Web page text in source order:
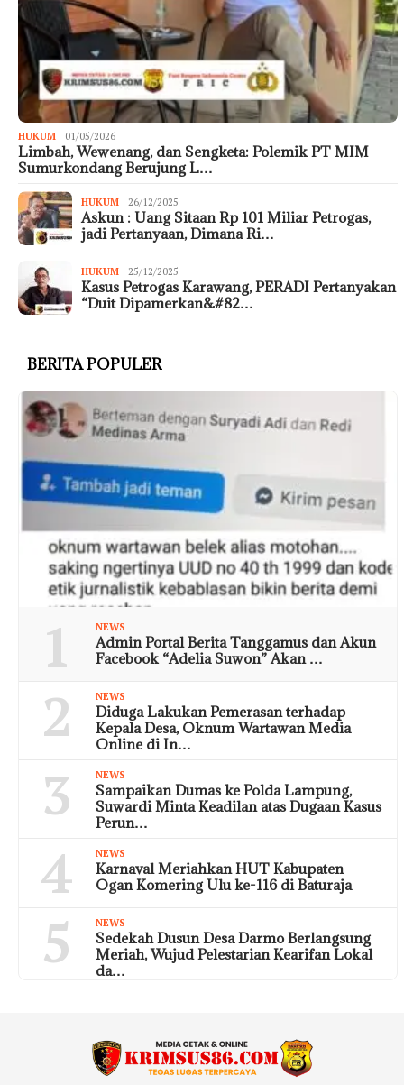
HUKUM 01/05/2026
Limbah, Wewenang, dan Sengketa: Polemik PT MIM
Sumurkondang Berujung L…
HUKUM 26/12/2025
Askun : Uang Sitaan Rp 101 Miliar Petrogas,
jadi Pertanyaan, Dimana Ri…
HUKUM 25/12/2025
Kasus Petrogas Karawang, PERADI Pertanyakan
“Duit Dipamerkan&#82…
BERITA POPULER
1 NEWS
Admin Portal Berita Tanggamus dan Akun
Facebook “Adelia Suwon” Akan …
2 NEWS
Diduga Lakukan Pemerasan terhadap
Kepala Desa, Oknum Wartawan Media
Online di In…
3 NEWS
Sampaikan Dumas ke Polda Lampung,
Suwardi Minta Keadilan atas Dugaan Kasus
Perun…
4 NEWS
Karnaval Meriahkan HUT Kabupaten
Ogan Komering Ulu ke-116 di Baturaja
5 NEWS
Sedekah Dusun Desa Darmo Berlangsung
Meriah, Wujud Pelestarian Kearifan Lokal
da…